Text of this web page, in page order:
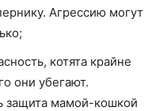
Агрессию могут
котята крайне
они убегают.
защита мамой-кошкой